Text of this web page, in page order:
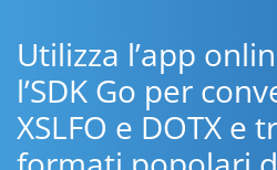
Utilizza l’app
l’SDK Go per
XSLFO e DOTX e